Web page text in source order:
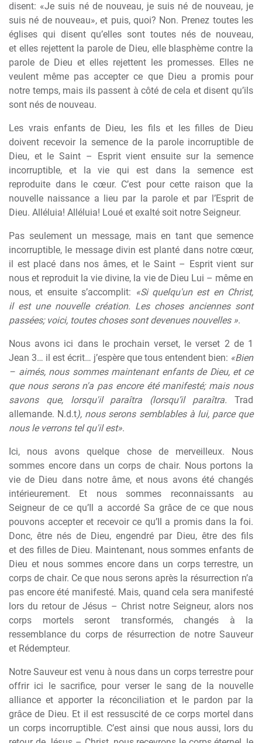
disent: «Je suis né de nouveau, je suis né de nouveau, je
suis né de nouveau», et puis, quoi? Non. Prenez toutes les
églises qui disent qu’elles sont toutes nés de nouveau,
et elles rejettent la parole de Dieu, elle blasphème contre la
parole de Dieu et elles rejettent les promesses. Elles ne
veulent même pas accepter ce que Dieu a promis pour
notre temps, mais ils passent à côté de cela et disent qu’ils
sont nés de nouveau.
Les vrais enfants de Dieu, les fils et les filles de Dieu
doivent recevoir la semence de la parole incorruptible de
Dieu, et le Saint – Esprit vient ensuite sur la semence
incorruptible, et la vie qui est dans la semence est
reproduite dans le cœur. C’est pour cette raison que la
nouvelle naissance a lieu par la parole et par l’Esprit de
Dieu. Alléluia! Alléluia! Loué et exalté soit notre Seigneur.
Pas seulement un message, mais en tant que semence
incorruptible, le message divin est planté dans notre cœur,
il est placé dans nos âmes, et le Saint – Esprit vient sur
nous et reproduit la vie divine, la vie de Dieu Lui – même en
nous, et ensuite s’accomplit: «Si quelqu'un est en Christ,
il est une nouvelle création. Les choses anciennes sont
passées; voici, toutes choses sont devenues nouvelles ».
Nous avons ici dans le prochain verset, le verset 2 de 1
Jean 3… il est écrit… j’espère que tous entendent bien: «Bien
– aimés, nous sommes maintenant enfants de Dieu, et ce
que nous serons n'a pas encore été manifesté; mais nous
savons que, lorsqu'il paraîtra (lorsqu’il paraîtra. Trad
allemande. N.d.t), nous serons semblables àlui, parce que
nous le verrons tel qu'il est».
Ici, nous avons quelque chose de merveilleux. Nous
sommes encore dans un corps de chair. Nous portons la
vie de Dieu dans notre âme, et nous avons été changés
intérieurement. Et nous sommes reconnaissants au
Seigneur de ce qu’Il a accordé Sa grâce de ce que nous
pouvons accepter et recevoir ce qu’Il a promis dans la foi.
Donc, être nés de Dieu, engendré par Dieu, être des fils
et des filles de Dieu. Maintenant, nous sommes enfants de
Dieu et nous sommes encore dans un corps terrestre, un
corps de chair. Ce que nous serons après la résurrection n’a
pas encore été manifesté. Mais, quand cela sera manifesté
lors du retour de Jésus – Christ notre Seigneur, alors nos
corps mortels seront transformés, changés à la
ressemblance du corps de résurrection de notre Sauveur
et Rédempteur.
Notre Sauveur est venu à nous dans un corps terrestre pour
offrir ici le sacrifice, pour verser le sang de la nouvelle
alliance et apporter la réconciliation et le pardon par la
grâce de Dieu. Et il est ressuscité de ce corps mortel dans
un corps incorruptible. C’est ainsi que nous aussi, lors du